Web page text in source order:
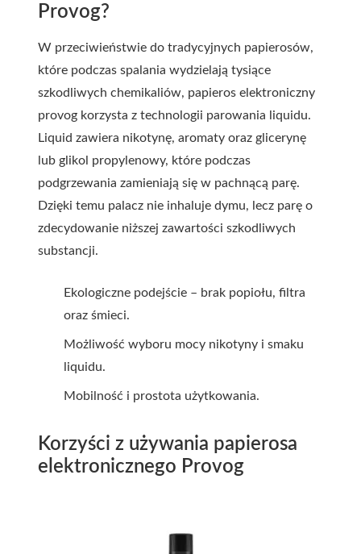
Provog?
W przeciwieństwie do tradycyjnych papierosów,
które podczas spalania wydzielają tysiące
szkodliwych chemikaliów, papieros elektroniczny
provog korzysta z technologii parowania liquidu.
Liquid zawiera nikotynę, aromaty oraz glicerynę
lub glikol propylenowy, które podczas
podgrzewania zamieniają się w pachnącą parę.
Dzięki temu palacz nie inhaluje dymu, lecz parę o
zdecydowanie niższej zawartości szkodliwych
substancji.
Ekologiczne podejście – brak popiołu, filtra
oraz śmieci.
Możliwość wyboru mocy nikotyny i smaku
liquidu.
Mobilność i prostota użytkowania.
Korzyści z używania papierosa
elektronicznego Provog